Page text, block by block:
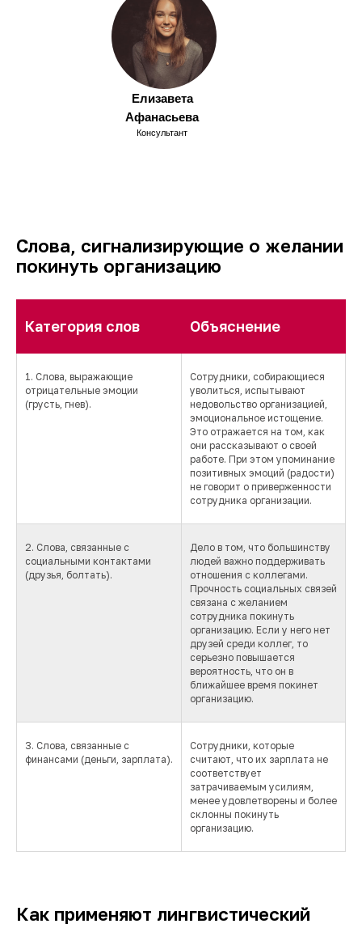
Елизавета
Афанасьева
Консультант
Слова, сигнализирующие о желании
покинуть организацию
Категория слов Объяснение
1. Слова, выражающие
отрицательные эмоции
(грусть, гнев).
Сотрудники, собирающиеся
уволиться, испытывают
недовольство организацией,
эмоциональное истощение.
Это отражается на том, как
они рассказывают о своей
работе. При этом упоминание
позитивных эмоций (радости)
не говорит о приверженности
сотрудника организации.
2. Слова, связанные с
социальными контактами
(друзья, болтать).
Дело в том, что большинству
людей важно поддерживать
отношения с коллегами.
Прочность социальных связей
связана с желанием
сотрудника покинуть
организацию. Если у него нет
друзей среди коллег, то
серьезно повышается
вероятность, что он в
ближайшее время покинет
организацию.
3. Слова, связанные с
финансами (деньги, зарплата).
Сотрудники, которые
считают, что их зарплата не
соответствует
затрачиваемым усилиям,
менее удовлетворены и более
склонны покинуть
организацию.
Как применяют лингвистический